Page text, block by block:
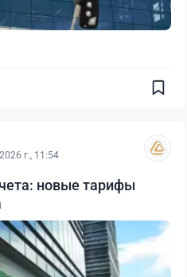
г., 11:54
новые тарифы